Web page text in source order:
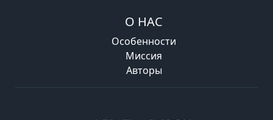
О НАС
Особенности
Миссия
Авторы